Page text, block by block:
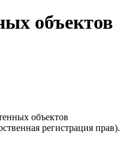
объектов
объектов
регистрация прав).